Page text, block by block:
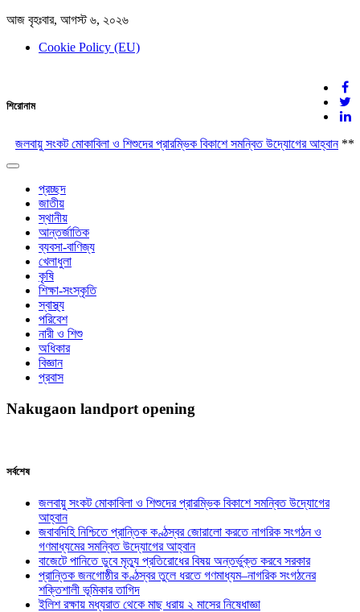
আজ বৃহঃবার, আগস্ট ৬, ২০২৬
Cookie Policy (EU)
দেশের খবর
যুক্ত থাকুন দেশের সঙ্গে
শিরোনাম
জলবায়ু সংকট মোকাবিলা ও শিশুদের প্রারম্ভিক বিকাশে সমন্বিত উদ্যোগের আহ্বান**
Toggle
navigation
প্রচ্ছদ
জাতীয়
স্থানীয়
আন্তর্জাতিক
ব্যবসা-বাণিজ্য
খেলাধুলা
কৃষি
শিক্ষা-সংস্কৃতি
স্বাস্থ্য
পরিবেশ
নারী ও শিশু
অধিকার
বিজ্ঞান
প্রবাস
Nakugaon landport opening
সর্বশেষ
জলবায়ু সংকট মোকাবিলা ও শিশুদের প্রারম্ভিক বিকাশে সমন্বিত উদ্যোগের
আহ্বান
জবাবদিহি নিশ্চিতে প্রান্তিক কণ্ঠস্বর জোরালো করতে নাগরিক সংগঠন ও
গণমাধ্যমের সমন্বিত উদ্যোগের আহ্বান
বাজেটে পানিতে ডুবে মৃত্যু প্রতিরোধের বিষয় অন্তর্ভুক্ত করবে সরকার
প্রান্তিক জনগোষ্ঠীর কণ্ঠস্বর তুলে ধরতে গণমাধ্যম–নাগরিক সংগঠনের
শক্তিশালী ভূমিকার তাগিদ
ইলিশ রক্ষায় মধ্যরাত থেকে মাছ ধরায় ২ মাসের নিষেধাজ্ঞা